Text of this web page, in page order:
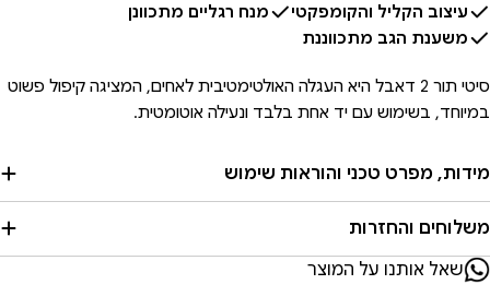
עיצוב הקליל והקומפקטי
מנח רגליים מתכוונן
משענת הגב מתכווננת
סיטי תור 2 דאבל היא העגלה האולטימטיבית לאחים, המציגה קיפול פשוט
במיוחד, בשימוש עם יד אחת בלבד ונעילה אוטומטית.
מידות, מפרט טכני והוראות שימוש
משלוחים והחזרות
שאל אותנו על המוצר